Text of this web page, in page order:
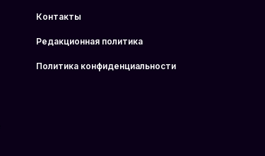
Контакты
Редакционная политика
Политика конфиденциальности